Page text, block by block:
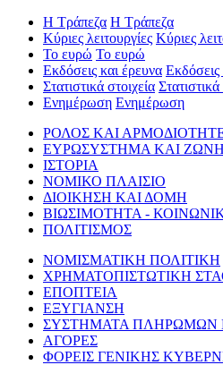
Η Τράπεζα Η Τράπεζα
Κύριες λειτουργίες Κύριες
Το ευρώ Το ευρώ
Εκδόσεις και έρευνα Εκδόσεις
Στατιστικά στοιχεία Στατιστικά
Ενημέρωση Ενημέρωση
ΡΟΛΟΣ ΚΑΙ
ΕΥΡΩΣΥΣΤΗΜΑ ΚΑΙ
ΙΣΤΟΡΙΑ
ΝΟΜΙΚΟ ΠΛΑΙΣΙΟ
ΔΙΟΙΚΗΣΗ ΚΑΙ ΔΟΜΗ
ΒΙΩΣΙΜΟΤΗΤΑ -
ΠΟΛΙΤΙΣΜΟΣ
ΝΟΜΙΣΜΑΤΙΚΗ ΠΟΛΙΤΙΚΗ
ΧΡΗΜΑΤΟΠΙΣΤΩΤΙΚΗ
ΕΠΟΠΤΕΙΑ
ΕΞΥΓΙΑΝΣΗ
ΣΥΣΤΗΜΑΤΑ ΠΛΗΡΩΜΩΝ
ΑΓΟΡΕΣ
ΦΟΡΕΙΣ ΓΕΝΙΚΗΣ